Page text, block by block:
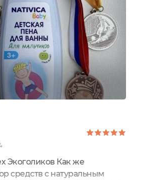
Экоголиков Как же
средств с натуральным